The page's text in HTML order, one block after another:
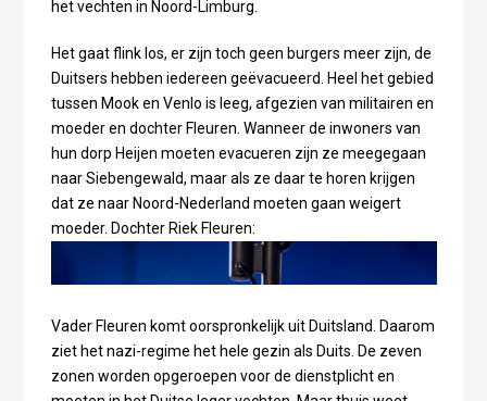
het vechten in Noord-Limburg.
Het gaat flink los, er zijn toch geen burgers meer zijn, de
Duitsers hebben iedereen geëvacueerd. Heel het gebied
tussen Mook en Venlo is leeg, afgezien van militairen en
moeder en dochter Fleuren. Wanneer de inwoners van
hun dorp Heijen moeten evacueren zijn ze meegegaan
naar Siebengewald, maar als ze daar te horen krijgen
dat ze naar Noord-Nederland moeten gaan weigert
moeder. Dochter Riek Fleuren:
Vader Fleuren komt oorspronkelijk uit Duitsland. Daarom
ziet het nazi-regime het hele gezin als Duits. De zeven
zonen worden opgeroepen voor de dienstplicht en